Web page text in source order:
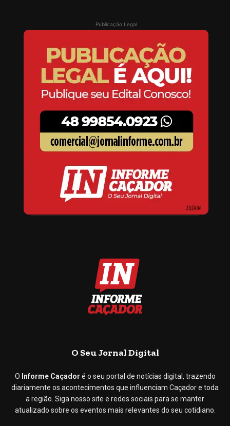
Publicação Legal
O Seu Jornal Digital
O Informe Caçador é o seu portal de notícias digital, trazendo
diariamente os acontecimentos que influenciam Caçador e toda
a região. Siga nosso site e redes sociais para se manter
atualizado sobre os eventos mais relevantes do seu cotidiano.